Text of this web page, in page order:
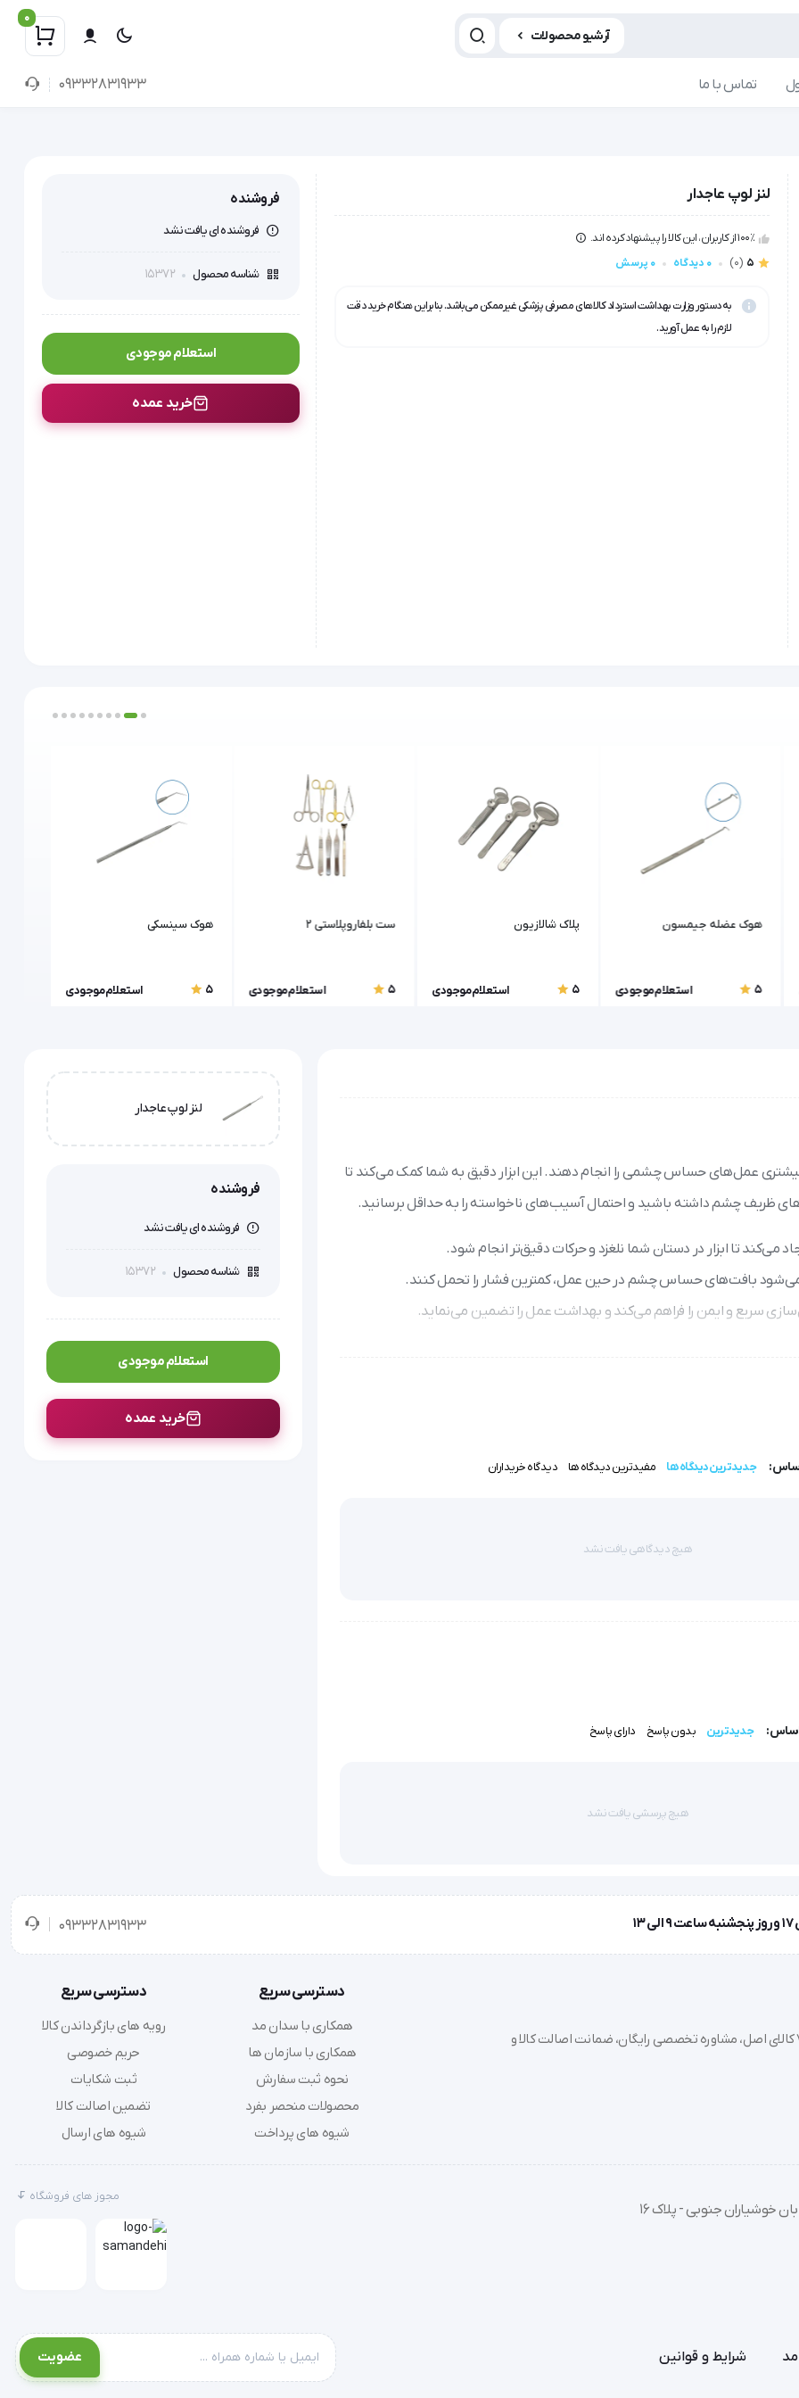
آرشیو محصولات
0
تماس با ما 09332831933
لنز لوپ عاجدار
100٪ از کاربران، این کالا را پیشنهاد کرده اند.
5
(0) 0 دیدگاه 0 پرسش
به دستور وزارت بهداشت استرداد کالاهای مصرفی پزشکی غیرممکن می‌باشد. بنابراین هنگام خرید دقت
لازم را به عمل آورید.
فروشنده
فروشنده ای یافت نشد
شناسه محصول 15372
استعلام موجودی
خرید عمده
هوک عضله جیمسون
5 استعلام موجودی
پلاک شالازیون
5 استعلام موجودی
ست بلفاروپلاستی 2
5 استعلام موجودی
هوک سینسکی
5 استعلام موجودی
بیشتری عمل‌های حساس چشمی را انجام دهند. این ابزار دقیق به شما کمک می‌کند تا
ظریف چشم داشته باشید و احتمال آسیب‌های ناخواسته را به حداقل برسانید.
می‌کند تا ابزار در دستان شما نلغزد و حرکات دقیق‌تر انجام شود.
بافت‌های حساس چشم در حین عمل، کمترین فشار را تحمل کنند.
سریع و ایمن را فراهم می‌کند و بهداشت عمل را تضمین می‌نماید.
که جهت کنترل و دستکاری بافت‌های حساس چشمی در حین عمل جراحی کاربرد
و سایر جراحی‌های میکروسکوپی چشم، باعث افزایش دقت و کاهش احتمال آسیب به
است که به دنبال ابزار دقیق و باکیفیت هستند.
حاصل کنید که دقت عمل جراحی حفظ شده و بافت‌های چشم به درستی محافظت
جدیدترین دیدگاه ها مفیدترین دیدگاه ها دیدگاه خریداران
هیچ دیدگاهی یافت نشد
جدیدترین بدون پاسخ دارای پاسخ
هیچ پرسشی یافت نشد
لنز لوپ عاجدار
فروشنده
فروشنده ای یافت نشد
شناسه محصول 15372
استعلام موجودی
خرید عمده
09332831933
خرید تجهیزات پزشکی عمده و جزئی با بهترین قیمت از سدان مد؛ بیش از 7000 کالای اصل، مشاوره تخصصی رایگان، ضمانت اصالت کالا و
دسترسی سریع
همکاری با سدان مد
همکاری با سازمان ها
نحوه ثبت سفارش
محصولات منحصر بفرد
شیوه های پرداخت
دسترسی سریع
رویه های بازگرداندن کالا
حریم خصوصی
ثبت شکایات
تضمین اصالت کالا
شیوه های ارسال
خوشیاران جنوبی - پلاک 16
مجوز های فروشگاه
شرایط و قوانین عضویت